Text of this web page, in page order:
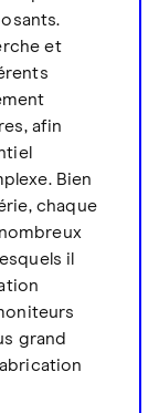
et
afin
Bien
chaque
il
grand